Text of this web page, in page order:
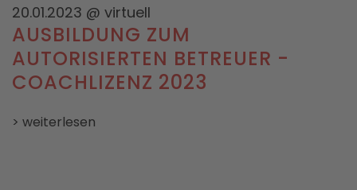
20.01.2023 @ virtuell
AUSBILDUNG ZUM
AUTORISIERTEN BETREUER -
COACHLIZENZ 2023
> weiterlesen